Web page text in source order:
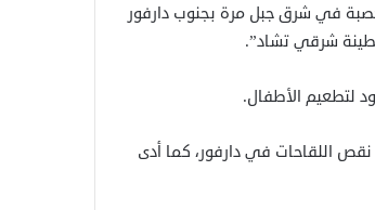
في شرق جبل مرة بجنوب دارفور
شرقي تشاد”.
لتطعيم الأطفال.
نقص اللقاحات في دارفور، كما أدى